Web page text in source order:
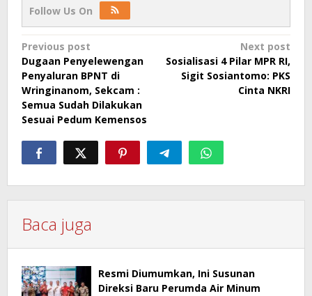
Follow Us On
Post
navigation
Previous post
Dugaan Penyelewengan
Penyaluran BPNT di
Wringinanom, Sekcam :
Semua Sudah Dilakukan
Sesuai Pedum Kemensos
Next post
Sosialisasi 4 Pilar MPR RI,
Sigit Sosiantomo: PKS
Cinta NKRI
Baca juga
Resmi Diumumkan, Ini Susunan
Direksi Baru Perumda Air Minum